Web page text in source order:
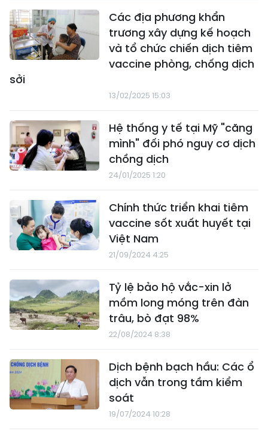
Các địa phương khẩn
trương xây dựng kế hoạch
và tổ chức chiến dịch tiêm
vaccine phòng, chống dịch
sởi
13/02/2025 15:03
Hệ thống y tế tại Mỹ "căng
mình" đối phó nguy cơ dịch
chồng dịch
24/01/2025 1:20
Chính thức triển khai tiêm
vaccine sốt xuất huyết tại
Việt Nam
21/09/2024 4:25
Tỷ lệ bảo hộ vắc-xin lở
mồm long móng trên đàn
trâu, bò đạt 98%
22/08/2024 8:38
Dịch bệnh bạch hầu: Các ổ
dịch vẫn trong tầm kiểm
soát
19/07/2024 10:28